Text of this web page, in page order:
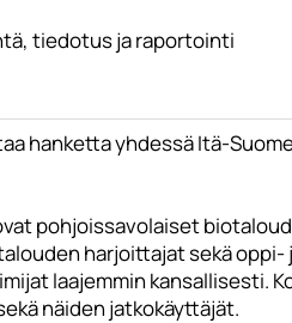
tiedotus ja raportointi
hanketta yhdessä Itä-
pohjoissavolaiset
harjoittajat sekä
laajemmin kansallisesti.
näiden jatkokäyttäjät.